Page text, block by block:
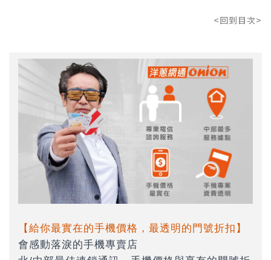
<回到目次>
【給你最實在的手機價格，最透明的門號折扣】
會感動落淚的手機專賣店